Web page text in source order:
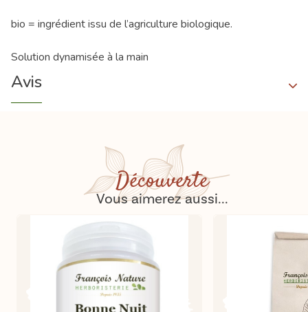
bio = ingrédient issu de l’agriculture biologique.
Solution dynamisée à la main
Avis
Découverte
Vous aimerez aussi...